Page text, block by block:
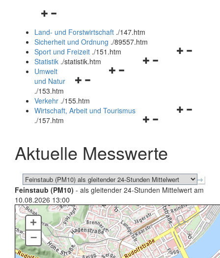
Navigationsmenü
und
schließen
Land- und Forstwirtschaft ./147.htm
Sicherheit und Ordnung ./89557.htm
Navigationsmenü
Sport und Freizeit ./151.htm
Navigationsmenü
Statistik ./statistik.htm
Navigationsmenü
und
schließen
Umwelt
und Natur
./153.htm
Verkehr ./155.htm
Navigationsmenü
schließen
Wirtschaft, Arbeit und Tourismus
./157.htm
Aktuelle Messwerte
Feinstaub (PM10) - als gleitender 24-Stunden Mittelwert am
10.08.2026 13:00
+
–